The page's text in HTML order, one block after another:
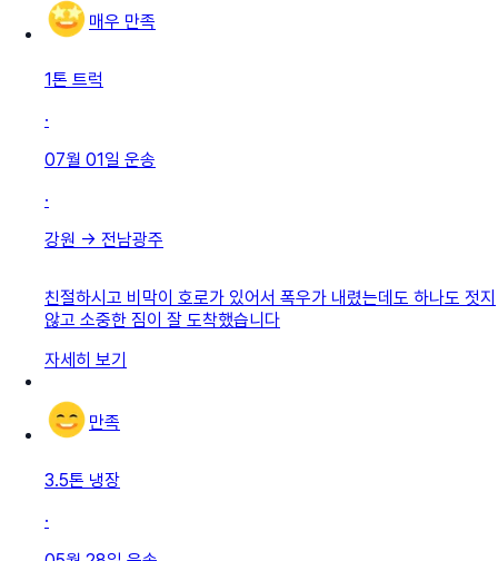
매우 만족
1톤 트럭
·
07월 01일 운송
·
강원 → 전남광주
친절하시고 비막이 호로가 있어서 폭우가 내렸는데도 하나도 젓지
않고 소중한 짐이 잘 도착했습니다
자세히 보기
만족
3.5톤 냉장
·